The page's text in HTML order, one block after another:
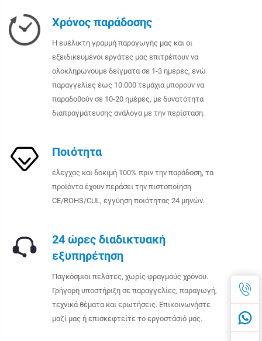
Χρόνος παράδοσης
Η ευέλικτη γραμμή παραγωγής μας και οι
εξειδικευμένοι εργάτες μας επιτρέπουν να
ολοκληρώνουμε δείγματα σε 1-3 ημέρες, ενώ
παραγγελίες έως 10.000 τεμάχια μπορούν να
παραδοθούν σε 10-20 ημέρες, με δυνατότητα
διαπραγμάτευσης ανάλογα με την περίσταση.
Ποιότητα
έλεγχος και δοκιμή 100% πριν την παράδοση, τα
προϊόντα έχουν περάσει την πιστοποίηση
CE/ROHS/CUL, εγγύηση ποιότητας 24 μηνών.
24 ώρες διαδικτυακή
εξυπηρέτηση
Παγκόσμιοι πελάτες, χωρίς φραγμούς χρόνου.
Γρήγορη υποστήριξη σε παραγγελίες, παραγωγή,
τεχνικά θέματα και ερωτήσεις. Επικοινωνήστε
μαζί μας ή επισκεφτείτε το εργοστάσιό μας.